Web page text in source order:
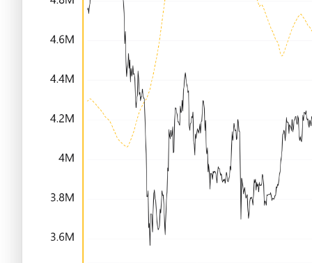
Nuevas criptomonedas
Proyectos de criptomonedas
Próximas criptomonedas en Coinbase
Criptomonedas que van a explotar en 2025
Próximas criptomonedas en Binance
Nuevas criptomonedas
Proyectos de criptomonedas
Próximas criptomonedas en Coinbase